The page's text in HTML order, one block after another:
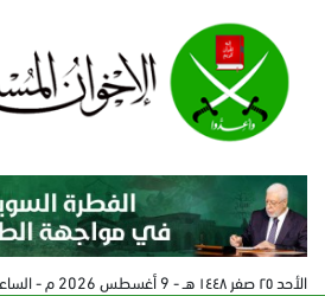
الأحد ٢٥ صفر ١٤٤٨ هـ - 9 أغسطس 2026 م - الساعة 05:46 م